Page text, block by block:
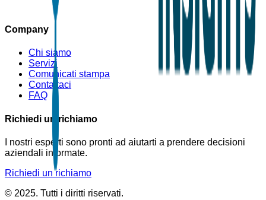
Company
Chi siamo
Servizi
Comunicati stampa
Contattaci
FAQ
Richiedi un richiamo
I nostri esperti sono pronti ad aiutarti a prendere decisioni
aziendali informate.
Richiedi un richiamo
© 2025. Tutti i diritti riservati.